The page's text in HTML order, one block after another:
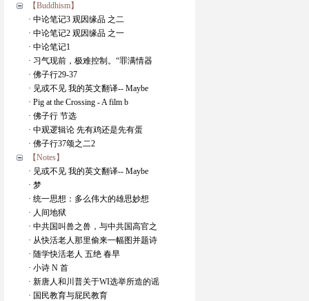
【Buddhism】
· 中论笔记3 观因缘品 之二
· 中论笔记2 观因缘品 之一
· 中论笔记1
· 习气现前，极难控制。“罪满情器
· 佛子行29-37
· 见或不见 我的英文翻译-- Maybe
· Pig at the Crossing - A film b
· 佛子行 节选
· 中观逻辑论 先有鸡还是先有蛋
· 佛子行37颂之二2
【Notes】
· 见或不见 我的英文翻译-- Maybe
· 梦
· 统一思想：多么伟大的雄思妙想
· 人间地狱
· 中共国叫兽之兽，与中共国高官之
· 从快活老人那里偷来一幅图并题诗
· 随学快活老人 五绝 春早
· 小诗 N 首
· 新唐人和川普关于WI选举所造的谣
· 国民教育与屁民教育